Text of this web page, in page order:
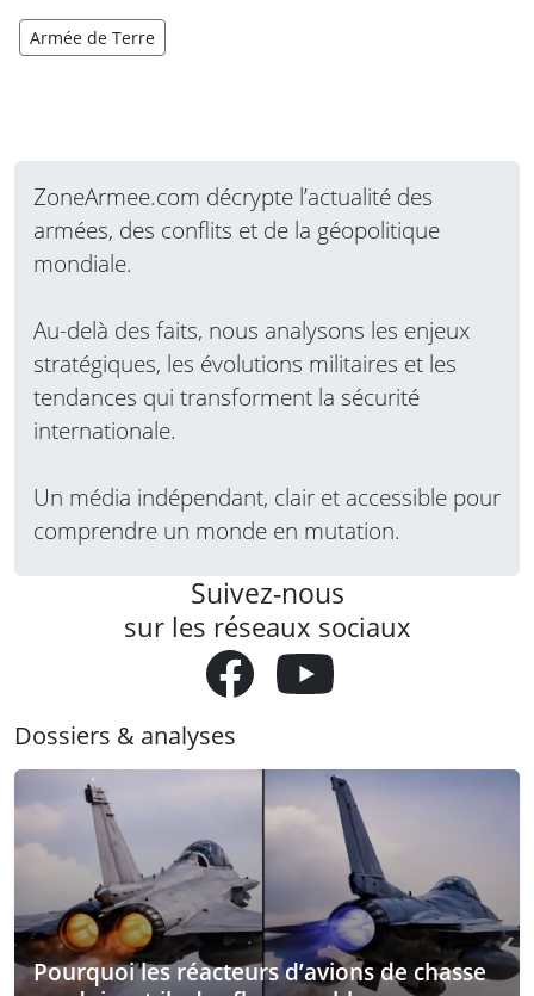
Armée de Terre
ZoneArmee.com décrypte l’actualité des
armées, des conflits et de la géopolitique
mondiale.
Au-delà des faits, nous analysons les enjeux
stratégiques, les évolutions militaires et les
tendances qui transforment la sécurité
internationale.
Un média indépendant, clair et accessible pour
comprendre un monde en mutation.
Suivez-nous
sur les réseaux sociaux
Dossiers & analyses
Pourquoi les réacteurs d’avions de chasse